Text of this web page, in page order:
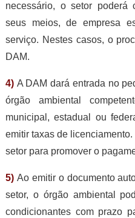
necessário, o setor poderá
seus meios, de empresa
serviço. Nestes casos, o
DAM.
4) A DAM dará entrada no
órgão ambiental
municipal, estadual ou
emitir taxas de
setor para promover o
5) Ao emitir o documento
setor, o órgão ambiental
condicionantes com prazo